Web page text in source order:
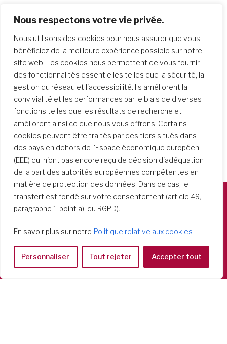
Nous respectons votre vie privée.
Nous utilisons des cookies pour nous assurer que vous
bénéficiez de la meilleure expérience possible sur notre
site web. Les cookies nous permettent de vous fournir
des fonctionnalités essentielles telles que la sécurité, la
gestion du réseau et l'accessibilité. Ils améliorent la
convivialité et les performances par le biais de diverses
fonctions telles que les résultats de recherche et
améliorent ainsi ce que nous vous offrons. Certains
cookies peuvent être traités par des tiers situés dans
des pays en dehors de l'Espace économique européen
(EEE) qui n'ont pas encore reçu de décision d'adéquation
de la part des autorités européennes compétentes en
matière de protection des données. Dans ce cas, le
transfert est fondé sur votre consentement (article 49,
paragraphe 1, point a), du RGPD).
En savoir plus sur notre Politique relative aux cookies
Personnaliser Tout rejeter Accepter tout
Approfondir notre parcours de
formation
Società del Sacro Cuore
Casa Generalizia
Tel: 06 58 23 03 32 or 06 58 20 31 17